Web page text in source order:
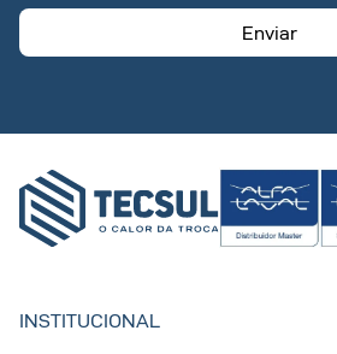
Enviar
INSTITUCIONAL